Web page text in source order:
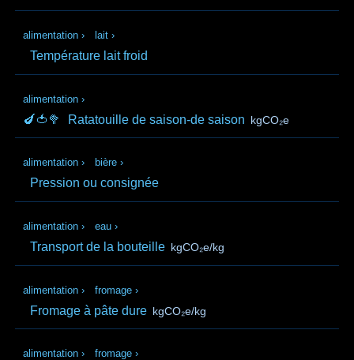
alimentation › lait ›
Température lait froid
alimentation ›
🍆🍅🥦 Ratatouille de saison-de saison kgCO₂e
alimentation › bière ›
Pression ou consignée
alimentation › eau ›
Transport de la bouteille kgCO₂e/kg
alimentation › fromage ›
Fromage à pâte dure kgCO₂e/kg
alimentation › fromage ›